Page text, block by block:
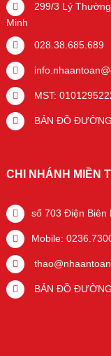
299/3 Lý
Minh
028.38.685.689
MST:
BẢN ĐỒ
CHI NHÁNH MIỀN
số 703 Điện Biên
Mobile:
BẢN ĐỒ